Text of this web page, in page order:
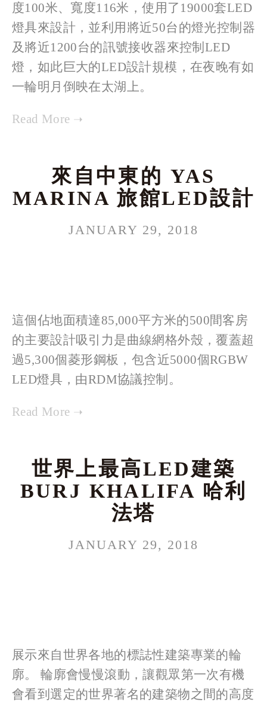
度100米、寬度116米，使用了19000套LED
燈具來設計，並利用將近50台的燈光控制器
及將近1200台的訊號接收器來控制LED
燈，如此巨大的LED設計規模，在夜晚有如
一輪明月倒映在太湖上。
來自中東的 YAS
MARINA 旅館LED設計
JANUARY 29, 2018
這個佔地面積達85,000平方米的500間客房
的主要設計吸引力是曲線網格外殼，覆蓋超
過5,300個菱形鋼板，包含近5000個RGBW
LED燈具，由RDM協議控制。
世界上最高LED建築
BURJ KHALIFA 哈利
法塔
JANUARY 29, 2018
展示來自世界各地的標誌性建築專業的輪
廓。 輪廓會慢慢滾動，讓觀眾第一次有機
會看到選定的世界著名的建築物之間的高度